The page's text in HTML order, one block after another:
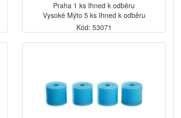
Praha 1 ks Ihned k odběru
Vysoké Mýto 5 ks Ihned k odběru
Kód: 53071